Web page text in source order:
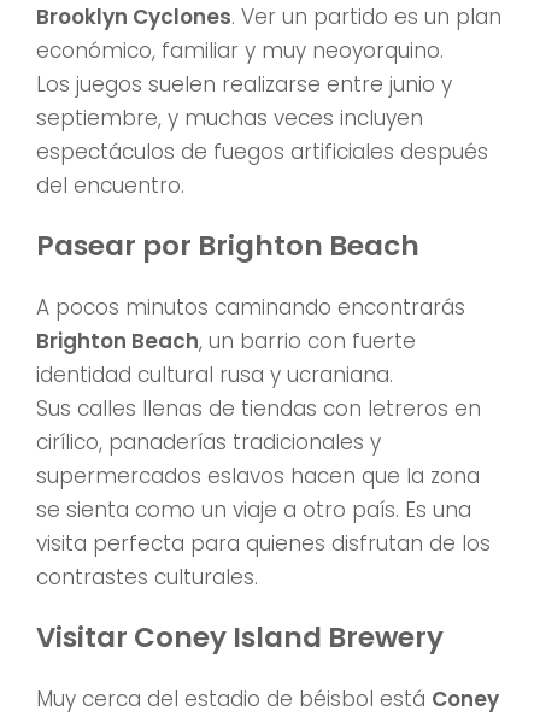
Brooklyn Cyclones. Ver un partido es un plan
económico, familiar y muy neoyorquino.
Los juegos suelen realizarse entre junio y
septiembre, y muchas veces incluyen
espectáculos de fuegos artificiales después
del encuentro.
Pasear por Brighton Beach
A pocos minutos caminando encontrarás
Brighton Beach, un barrio con fuerte
identidad cultural rusa y ucraniana.
Sus calles llenas de tiendas con letreros en
cirílico, panaderías tradicionales y
supermercados eslavos hacen que la zona
se sienta como un viaje a otro país. Es una
visita perfecta para quienes disfrutan de los
contrastes culturales.
Visitar Coney Island Brewery
Muy cerca del estadio de béisbol está Coney